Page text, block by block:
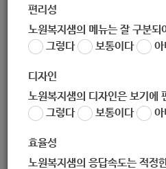
주간 인기검색어
한눈으로 보는
편리성
노원복지샘의 메뉴는 잘 구분되
그렇다
보통이다
디자인
노원복지샘의 디자인은 보기에
그렇다
보통이다
효율성
노원복지샘의 응답속도는 적정
[한국사회복지협의회] 기업퇴직자
자 모집 (-10.19.)
작성자 노원 복지샘